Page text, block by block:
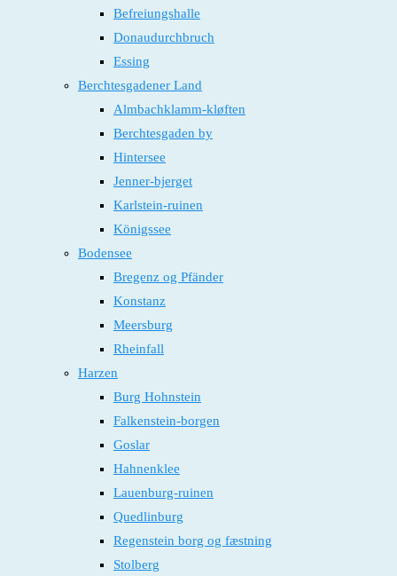
Befreiungshalle
Donaudurchbruch
Essing
Berchtesgadener Land
Almbachklamm-kløften
Berchtesgaden by
Hintersee
Jenner-bjerget
Karlstein-ruinen
Königssee
Bodensee
Bregenz og Pfänder
Konstanz
Meersburg
Rheinfall
Harzen
Burg Hohnstein
Falkenstein-borgen
Goslar
Hahnenklee
Lauenburg-ruinen
Quedlinburg
Regenstein borg og fæstning
Stolberg